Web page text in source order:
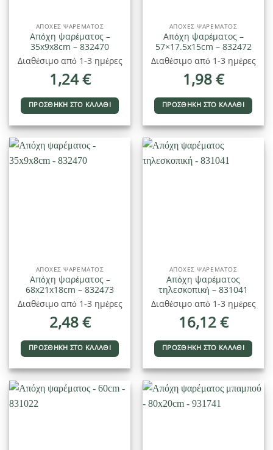
ΑΠΌΧΕΣ ΨΑΡΈΜΑΤΟΣ
Απόχη ψαρέματος –
35x9x8cm – 832470
Διαθέσιμο από 1-3 ημέρες
1,24€
ΠΡΟΣΘΉΚΗ ΣΤΟ ΚΑΛΆΘΙ
ΑΠΌΧΕΣ ΨΑΡΈΜΑΤΟΣ
Απόχη ψαρέματος –
57×17.5x15cm – 832472
Διαθέσιμο από 1-3 ημέρες
1,98€
ΠΡΟΣΘΉΚΗ ΣΤΟ ΚΑΛΆΘΙ
ΑΠΌΧΕΣ ΨΑΡΈΜΑΤΟΣ
Απόχη ψαρέματος –
68x21x18cm – 832473
Διαθέσιμο από 1-3 ημέρες
2,48€
ΠΡΟΣΘΉΚΗ ΣΤΟ ΚΑΛΆΘΙ
ΑΠΌΧΕΣ ΨΑΡΈΜΑΤΟΣ
Απόχη ψαρέματος
τηλεσκοπική – 831041
Διαθέσιμο από 1-3 ημέρες
16,12€
ΠΡΟΣΘΉΚΗ ΣΤΟ ΚΑΛΆΘΙ